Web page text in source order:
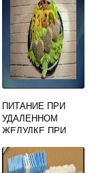
ПИТАНИЕ ПРИ
УДАЛЕННОМ
ЖЕЛУДКЕ ПРИ